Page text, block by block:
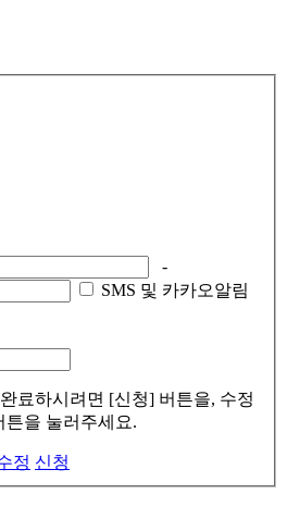
-
SMS 및 카카오알림
료하시려면 [신청] 버튼을, 수정
을 눌러주세요.
정 신청